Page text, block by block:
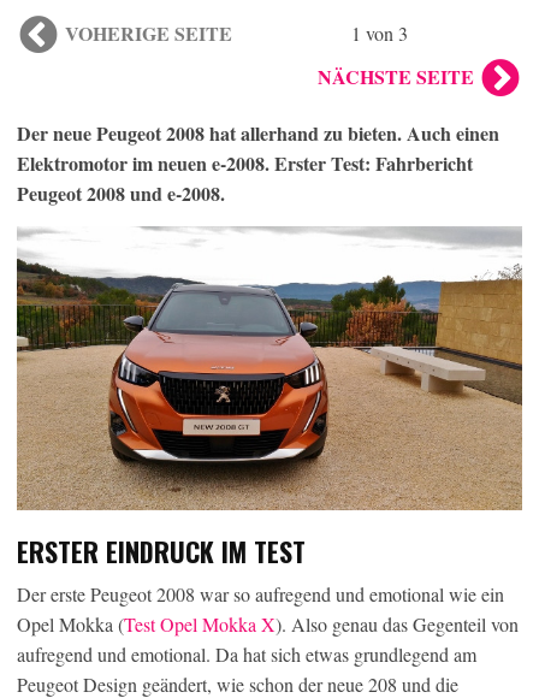
VOHERIGE SEITE 1 von 3
NÄCHSTE SEITE
Der neue Peugeot 2008 hat allerhand zu bieten. Auch einen
Elektromotor im neuen e-2008. Erster Test: Fahrbericht
Peugeot 2008 und e-2008.
ERSTER EINDRUCK IM TEST
Der erste Peugeot 2008 war so aufregend und emotional wie ein
Opel Mokka (Test Opel Mokka X). Also genau das Gegenteil von
aufregend und emotional. Da hat sich etwas grundlegend am
Peugeot Design geändert, wie schon der neue 208 und die